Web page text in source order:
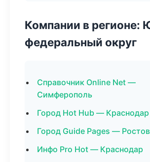
Компании в
федеральный округ
Справочник Online Net —
Симферополь
Город Hot Hub — Краснодар
Город Guide Pages —
Инфо Pro Hot — Краснодар